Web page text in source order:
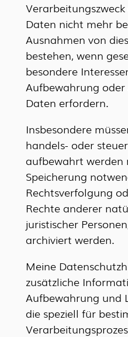
Daten nicht mehr
Ausnahmen von
bestehen, wenn
besondere
Aufbewahrung
Daten erfordern.
Insbesondere
handels- oder
aufbewahrt werden
Speicherung
Rechtsverfolgung
Rechte anderer
juristischer
archiviert werden.
Meine
zusätzliche
Aufbewahrung und
die speziell für